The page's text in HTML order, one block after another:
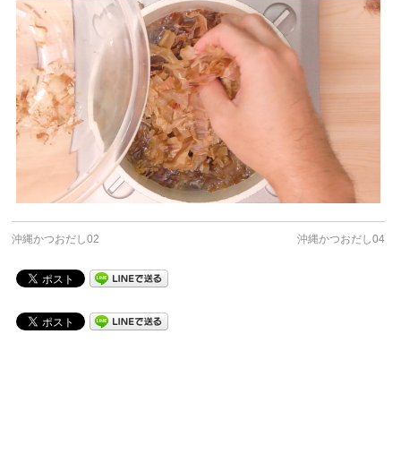
沖縄かつおだし02 沖縄かつおだし04